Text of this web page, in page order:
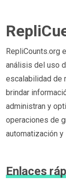
RepliCounts.org
análisis del uso
escalabilidad de
brindar
administran y
operaciones de
automatización
Enlaces